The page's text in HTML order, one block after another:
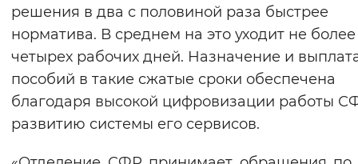
Воспроизвести Остановить
Вернуть стандартные настройки
решения в два с половиной раза быстрее
норматива. В среднем на это уходит не более
четырех рабочих дней. Назначение и
пособий в такие сжатые сроки обеспечена
благодаря высокой цифровизации работы
развитию системы его сервисов.